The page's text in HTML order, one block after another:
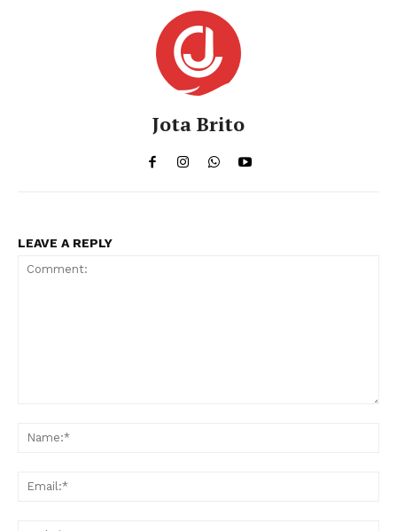
Jota Brito
LEAVE A REPLY